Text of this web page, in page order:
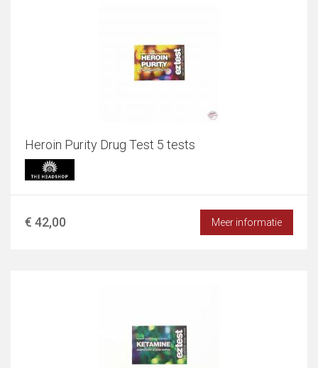
Heroin Purity Drug Test 5 tests
€ 42,00 Meer informatie